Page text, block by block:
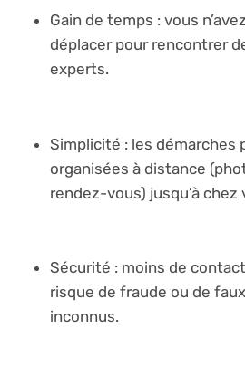
Gain de temps : vous
déplacer pour rencontrer
experts.
Simplicité : les démarches
organisées à distance
rendez-vous) jusqu’à chez
Sécurité : moins de
risque de fraude ou de
inconnus.